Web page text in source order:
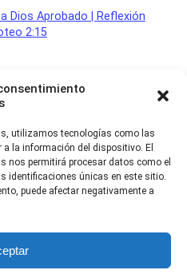
utilizamos tecnologías como las
la información del dispositivo. El
nos permitirá procesar datos como el
identificaciones únicas en este sitio.
puede afectar negativamente a
Dios Aprobado | Reflexión
2:15